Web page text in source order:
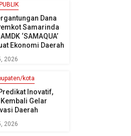
Dana
Samarinda
‘SAMAQUA’
Ekonomi Daerah
2026
kota
Inovatif,
Gelar
Daerah
2026